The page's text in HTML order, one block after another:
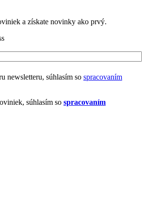
a získate novinky ako prvý.
newsletteru, súhlasím so spracovaním
súhlasím so spracovaním